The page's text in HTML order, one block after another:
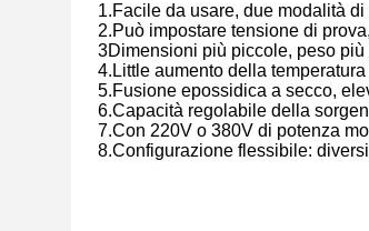
1.Facile da usare, due modalità
2.Può impostare tensione di
3Dimensioni più piccole, peso
4.Little aumento della
5.Fusione epossidica a secco,
6.Capacità regolabile della
7.Con 220V o 380V di potenza
8.Configurazione flessibile: